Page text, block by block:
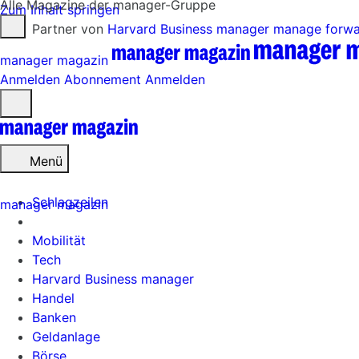
Zum Inhalt springen
Partner von Harvard Business manager manage
manager magazin
Anmelden Abonnement Anmelden
öffnen
Menü
Schlagzeilen
Mobilität
Tech
Harvard Business manager
Handel
Banken
Geldanlage
Börse
Alle Magazine der manager-Gruppe
manager magazin